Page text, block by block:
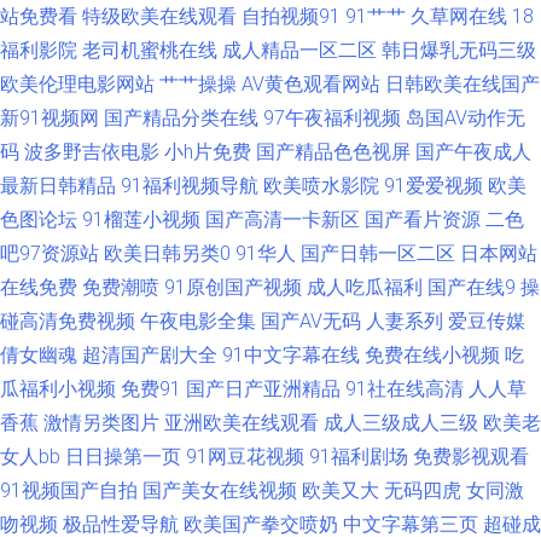
京热 91午夜好看得电影网 黑料自慰自拍 日韩午夜成人精品 91干福利视频 国
产尤物放精品 午夜91 91午夜伦理影院 九一桃色社区 婷婷丁香一区二区三区
91社精品无码 国产精品一二 久久精品九九成人网站 亚洲一区二区三区婷婷
大香蕉伊人亚洲 人妖社区午夜剧场 91传媒官网在线观看 成人电影俺去也 内
射日韩啪啪 影音先锋播A片电影 avtt福利社 欧美亞洲日韓Aⅴ 91官方传媒免
费线观看 囯产91黑 人妖社区午夜剧场 91白丝在线观看 ts性爱网 久久伊人热
人妖自慰 91成人福利视频链接 岛国AV网址 日本TV 91传媒在线观收看 豆花
社区最新地址 五月丁香网站 91污污在線視頻觀看 久久国产精品9199 亚洲黄
站免费看 特级欧美在线观看 自拍视频91 91艹艹 久草网在线 18
福利影院 老司机蜜桃在线 成人精品一区二区 韩日爆乳无码三级
欧美伦理电影网站 艹艹操操 AV黄色观看网站 日韩欧美在线国产
新91视频网 国产精品分类在线 97午夜福利视频 岛国AV动作无
码 波多野吉依电影 小h片免费 国产精品色色视屏 国产午夜成人
最新日韩精品 91福利视频导航 欧美喷水影院 91爱爱视频 欧美
色图论坛 91榴莲小视频 国产高清一卡新区 国产看片资源 二色
吧97资源站 欧美日韩另类0 91华人 国产日韩一区二区 日本网站
在线免费 免费潮喷 91原创国产视频 成人吃瓜福利 国产在线9 操
碰高清免费视频 午夜电影全集 国产AV无码 人妻系列 爱豆传媒
倩女幽魂 超清国产剧大全 91中文字幕在线 免费在线小视频 吃
瓜福利小视频 免费91 国产日产亚洲精品 91社在线高清 人人草
香蕉 激情另类图片 亚洲欧美在线观看 成人三级成人三级 欧美老
女人bb 日日操第一页 91网豆花视频 91福利剧场 免费影视观看
91视频国产自拍 国产美女在线视频 欧美又大 无码四虎 女同激
吻视频 极品性爱导航 欧美国产拳交喷奶 中文字幕第三页 超碰成